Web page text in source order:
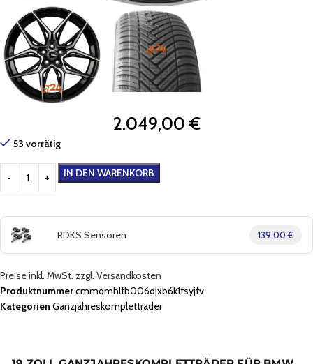
2.049,00 €
53 vorrätig
IN DEN WARENKORB
RDKS Sensoren 139,00 €
Preise inkl. MwSt. zzgl. Versandkosten
Produktnummercmmqmhlfb006djxb6k1fsyjfv
Kategorien Ganzjahreskompletträder